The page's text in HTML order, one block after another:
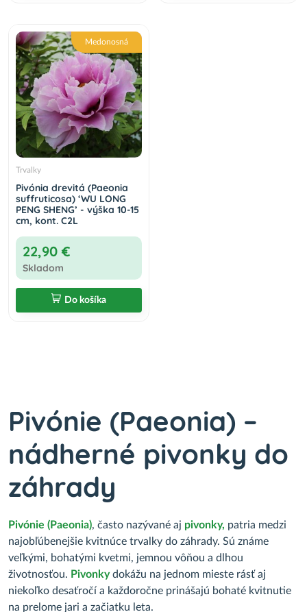
Medonosná
Trvalky
Pivónia drevitá (Paeonia
suffruticosa) ‘WU LONG
PENG SHENG’ - výška 10-15
cm, kont. C2L
22,90 €
Skladom
Do košíka
Pivónie (Paeonia) –
nádherné pivonky do
záhrady
Pivónie (Paeonia), často nazývané aj pivonky, patria medzi
najobľúbenejšie kvitnúce trvalky do záhrady. Sú známe
veľkými, bohatými kvetmi, jemnou vôňou a dlhou
životnosťou. Pivonkydokážu na jednom mieste rásť aj
niekoľko desaťročí a každoročne prinášajú bohaté kvitnutie
na prelome jari a začiatku leta.